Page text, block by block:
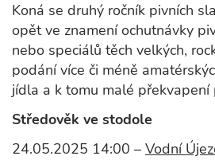
Koná se druhý ročník pivních
opět ve znamení ochutnávky
nebo speciálů těch velkých,
podání více či méně
jídla a k tomu malé překvapení
Středověk ve stodole
24.05.2025 14:00 – Vodní